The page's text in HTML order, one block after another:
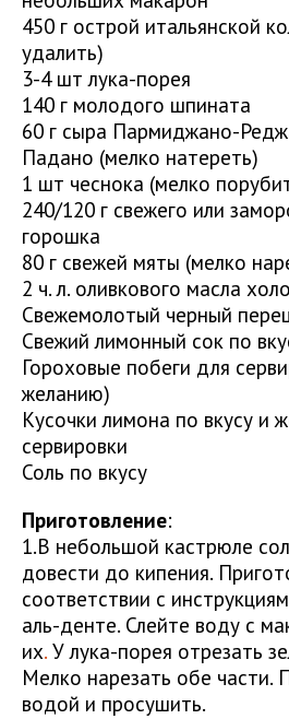
450 г острой итальянской
удалить)
3-4 шт лука-порея
140 г молодого шпината
60 г сыра Пармиджано-
Падано (мелко натереть)
1 шт чеснока (мелко
240/120 г свежего или
горошка
80 г свежей мяты (мелко
2 ч. л. оливкового масла
Свежемолотый черный
Свежий лимонный сок по
Гороховые побеги для
желанию)
Кусочки лимона по вкусу и
сервировки
Соль по вкусу
Приготовление:
1.В небольшой кастрюле
довести до кипения.
соответствии с
аль-денте. Слейте воду с
их. У лука-порея отрезать
Мелко нарезать обе
водой и просушить.